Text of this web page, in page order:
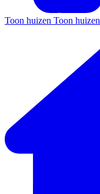
Toon huizen Toon huizen